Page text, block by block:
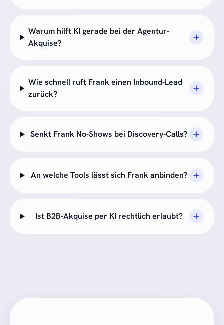
Warum hilft KI gerade bei der Agentur-
Akquise?
Wie schnell ruft Frank einen Inbound-Lead
zurück?
Senkt Frank No-Shows bei Discovery-Calls?
An welche Tools lässt sich Frank anbinden?
Ist B2B-Akquise per KI rechtlich erlaubt?